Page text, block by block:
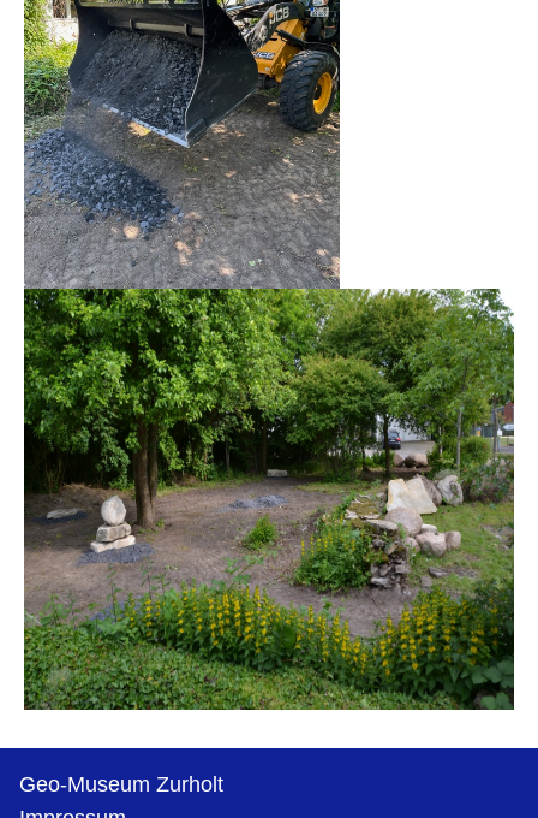
Geo-Museum Zurholt